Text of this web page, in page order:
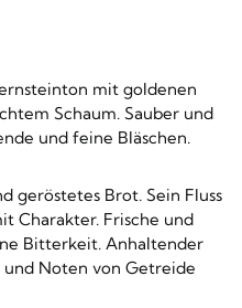
mit goldenen
Schaum. Sauber und
und feine Bläschen.
geröstetes Brot. Sein Fluss
Charakter. Frische und
Bitterkeit. Anhaltender
und Noten von Getreide